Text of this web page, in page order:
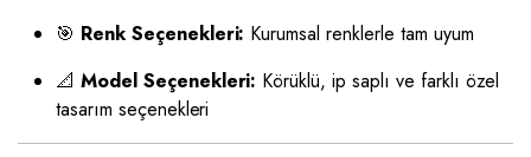
🎯 Renk Seçenekleri: Kurumsal renklerle tam uyum
📐 Model Seçenekleri: Körüklü, ip saplı ve farklı özel
tasarım seçenekleri